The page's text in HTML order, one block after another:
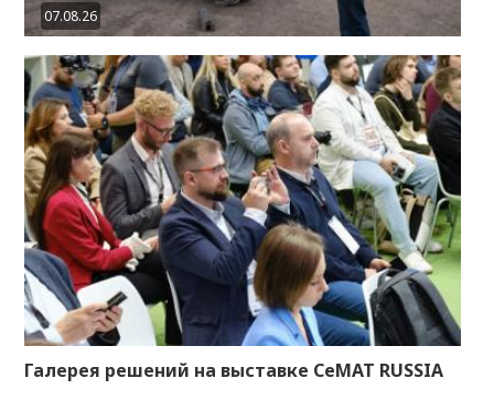
07.08.26
Галерея решений на выставке CeMAT RUSSIA